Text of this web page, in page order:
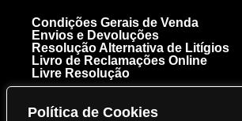
Política de Cookies
Condições Gerais de Venda
Envios e Devoluções
Resolução Alternativa de Litígios
Livro de Reclamações Online
Livre Resolução